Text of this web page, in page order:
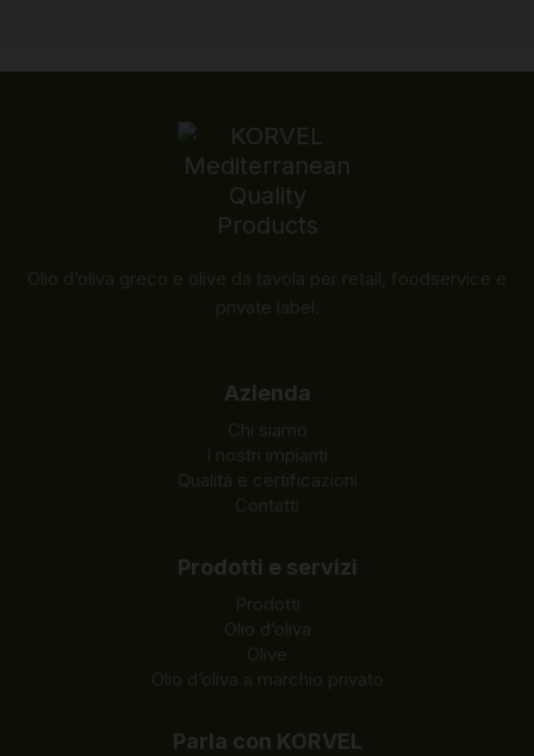
Azienda
Chi siamo
I nostri impianti
Qualità e certificazioni
Contatti
Prodotti e servizi
Prodotti
Olio d’oliva
Olive
Olio d’oliva a marchio privato
Parla con KORVEL